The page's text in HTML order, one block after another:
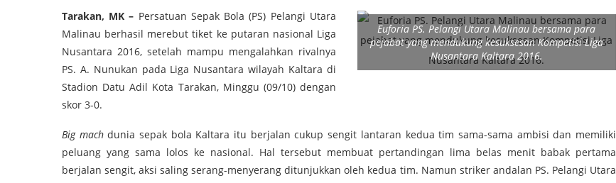
Euforia PS. Pelangi Utara Malinau bersama para
pejabat yang mendukung kesuksesan Kompetisi Liga
Nusantara Kaltara 2016.
Tarakan, MK – Persatuan Sepak Bola (PS) Pelangi Utara
Malinau berhasil merebut tiket ke putaran nasional Liga
Nusantara 2016, setelah mampu mengalahkan rivalnya
PS. A. Nunukan pada Liga Nusantara wilayah Kaltara di
Stadion Datu Adil Kota Tarakan, Minggu (09/10) dengan
skor 3-0.
Big machdunia sepak bola Kaltara itu berjalan cukup sengit lantaran kedua tim sama-sama ambisi dan memiliki
peluang yang sama lolos ke nasional. Hal tersebut membuat pertandingan lima belas menit babak pertama
berjalan sengit, aksi saling serang-menyerang ditunjukkan oleh kedua tim. Namun striker andalan PS. Pelangi Utara